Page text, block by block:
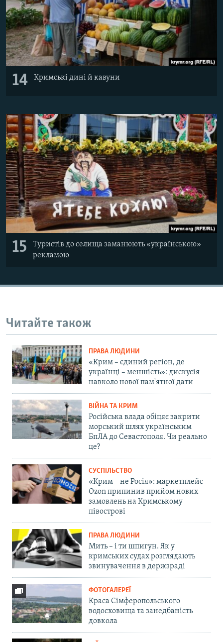
14 Кримські дині й кавуни
15
Туристів до селища заманюють «українською»
рекламою
Читайте також
ПРАВА ЛЮДИНИ
«Крим – єдиний регіон, де
українці – меншість»: дискусія
навколо нової пам'ятної дати
ВІЙНА ТА КРИМ
Російська влада обіцяє закрити
морський шлях українським
БпЛА до Севастополя. Чи реально
це?
СУСПІЛЬСТВО
«Крим – не Росія»: маркетплейс
Ozon припинив прийом нових
замовлень на Кримському
півострові
ПРАВА ЛЮДИНИ
Мить – і ти шпигун. Як у
кримських судах розглядають
звинувачення в держзраді
ФОТОГАЛЕРЕЇ
Краса Сімферопольського
водосховища та занедбаність
довкола